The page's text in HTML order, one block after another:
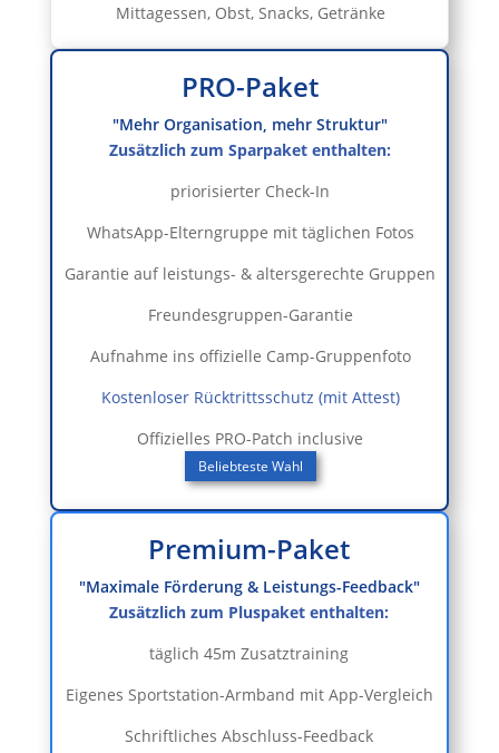
Mittagessen, Obst, Snacks, Getränke
PRO-Paket
"Mehr Organisation, mehr Struktur"
Zusätzlich zum Sparpaket enthalten:
priorisierter Check-In
WhatsApp-Elterngruppe mit täglichen Fotos
Garantie auf leistungs- & altersgerechte Gruppen
Freundesgruppen-Garantie
Aufnahme ins offizielle Camp-Gruppenfoto
Kostenloser Rücktrittsschutz (mit Attest)
Offizielles PRO-Patch inclusive
Beliebteste Wahl
Premium-Paket
"Maximale Förderung & Leistungs-Feedback"
Zusätzlich zum Pluspaket enthalten:
täglich 45m Zusatztraining
Eigenes Sportstation-Armband mit App-Vergleich
Schriftliches Abschluss-Feedback